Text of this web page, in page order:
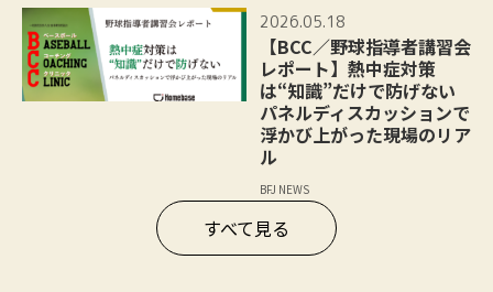
2026.05.18
【BCC／野球指導者講習会
レポート】熱中症対策
は“知識”だけで防げない
パネルディスカッションで
浮かび上がった現場のリア
ル
BFJ NEWS
すべて見る